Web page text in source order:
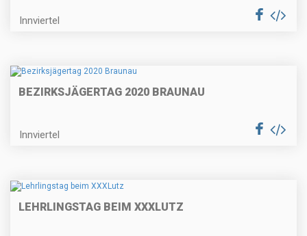
Innviertel
BEZIRKSJÄGERTAG 2020 BRAUNAU
Innviertel
LEHRLINGSTAG BEIM XXXLUTZ